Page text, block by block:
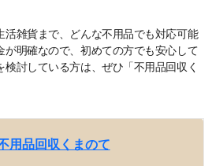
活雑貨まで、どんな不用品でも対応可能
が明確なので、初めての方でも安心して
討している方は、ぜひ「不用品回収く
用品回収くまのて